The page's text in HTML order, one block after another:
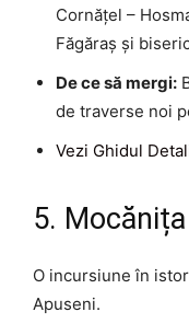
Cornățel –
Făgăraș și
De ce să mergi:
de traverse noi
Vezi Ghidul
5.
O incursiune în
Apuseni.